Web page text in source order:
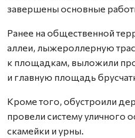
завершены основные
Ранее на общественной
аллеи, лыжероллерную
к площадкам, выложили
и главную площадь
Кроме того, обустроили
провели систему уличного
скамейки и урны.